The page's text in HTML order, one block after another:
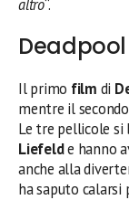
altro“.
Il primo film di
mentre il
Le tre pellicole
Liefelde hanno
anche alla
ha saputo